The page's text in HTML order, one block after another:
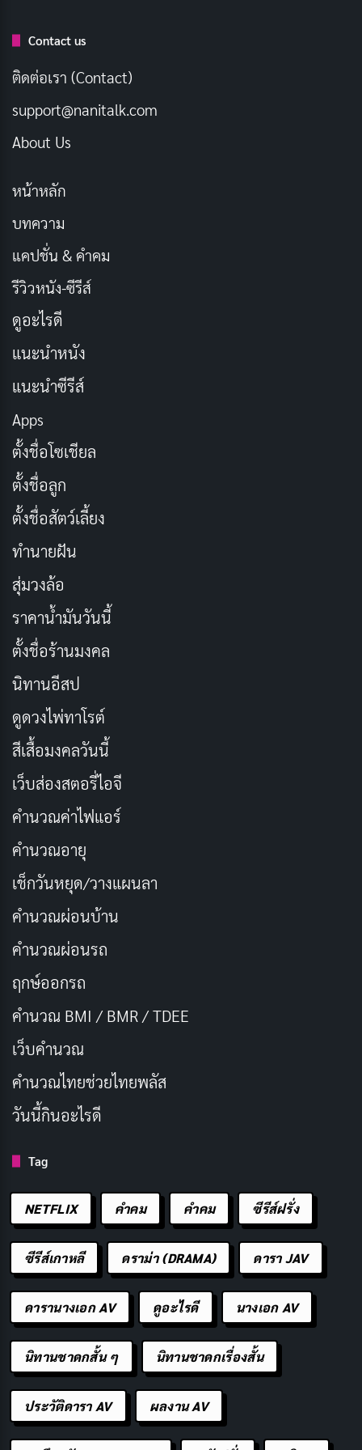
สนใจในด้านการนำเสนอความรู้เกี่ยวกับเศรษฐศาสตร์ยุค
กลาง การค้าขาย และการเมือง ซึ่งทำให้ผู้ชมได้เรียนรู้สิ่ง
ใหม่ๆ ไปพร้อมกับการติดตามการเดินทางของตัวละคร
ประเภท: อนิเมะ, ผจญภัย, แฟนตาซี, โรแมนติก
Fukuyama (Kraft Lawrence)
ผู้กำกับ: Takeo Takahashi
จำนวนตอน: 12
คะแนน IMDb: 8.1/10
ช่องทางรับชม:
49.Delicious In Dungeon
ตำรับดันเจียน
“Delicious in Dungeon” (สูตรลับตำรับดันเจียน) เป็นอนิ
เมะที่สร้างจากมังงะชื่อดัง เล่าเรื่องราวการผจญภัยสุด
แปลกของกลุ่มนักผจญภัยที่ต้องเอาชีวิตรอดในดันเจี้ยนสุด
อันตราย แต่สิ่งที่ทำให้เรื่องนี้แตกต่างคือ พวกเขาไม่ได้พก
เสบียงอาหารมาด้วย! กลุ่มนักผจญภัยนี้จึงต้องใช้วิธีล่ามอน
สเตอร์ในดันเจี้ยนมาทำอาหารเพื่อประทังชีวิต
เรื่องราวเริ่มต้นเมื่อ Laios และน้องสาว Falin ได้รับภารกิจ
สำรวจดันเจี้ยน แต่ Falin ถูกมังกรแดงกลืนกิน Laios ที่หมด
หนทางจึงตัดสินใจกลับไปยังเมืองเพื่อหาเงินทุนและเตรียม
ด้านการทำอาหารที่เสนอให้ร่วมทีมและสอนวิธีทำอาหาร
จากมอนสเตอร์ในดันเจี้ยน
การผจญภัยในดันเจี้ยนจึงกลายเป็นการเดินทางค้นหาสูตร
อาหารสุดแปลกใหม่และน่าตื่นเต้น พวกเขาได้เรียนรู้วิธีการ
ล่า การเตรียมวัตถุดิบ และการปรุงอาหารจากมอนสเตอร์
หลากหลายชนิด อนิเมะเรื่องนี้ไม่ได้เน้นแค่ความสนุกสนาน
และเสียงหัวเราะ แต่ยังสอดแทรกความรู้เกี่ยวกับมอนส
เตอร์และวัตถุดิบต่าง ๆ ที่น่าสนใจอีกด้วย
ประเภท: อนิเมะ, ผจญภัย, แฟนตาซี, คอมเมดี้
วันที่ออกฉาย: มกราคม 2024
ผู้กำกับ: Yoshihiro Miyajima
จำนวนตอน: 24
คะแนน IMDb: 7.9/10
ช่องทางรับชม:
Netflix
48. Undead Murder Farce
Contact us
ติดต่อเรา (Contact)
support@nanitalk.com
About Us
หน้าหลัก
บทความ
แคปชั่น & คำคม
รีวิวหนัง-ซีรีส์
ดูอะไรดี
แนะนำหนัง
แนะนำซีรีส์
Apps
ตั้งชื่อโซเชียล
ตั้งชื่อลูก
ตั้งชื่อสัตว์เลี้ยง
ทำนายฝัน
สุ่มวงล้อ
ราคาน้ำมันวันนี้
ตั้งชื่อร้านมงคล
นิทานอีสป
ดูดวงไพ่ทาโรต์
สีเสื้อมงคลวันนี้
เว็บส่องสตอรี่ไอจี
คำนวณค่าไฟแอร์
คำนวณอายุ
เช็กวันหยุด/วางแผนลา
คำนวณผ่อนบ้าน
คำนวณผ่อนรถ
ฤกษ์ออกรถ
คำนวณ BMI / BMR / TDEE
เว็บคํานวณ
คํานวณไทยช่วยไทยพลัส
วันนี้กินอะไรดี
Tag
NETFLIX คำคม คําคม ซีรีส์ฝรั่ง
ซีรีส์เกาหลี ดราม่า (DRAMA) ดารา JAV
ดารานางเอก AV ดูอะไรดี นางเอก AV
นิทานชาดกสั้น ๆ นิทานชาดกเรื่องสั้น
ประวัติดารา AV ผลงาน AV